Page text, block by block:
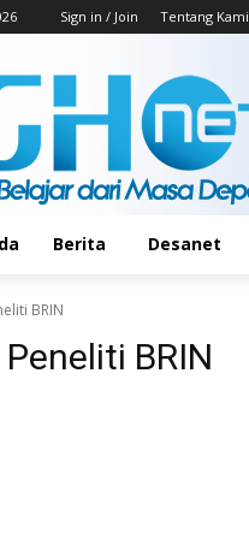
Sign in / Join Tentang Kami
Berita Desanet
BRIN
Peneliti BRIN